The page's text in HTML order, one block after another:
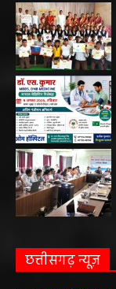
छत्तीसगढ़ न्यूज़